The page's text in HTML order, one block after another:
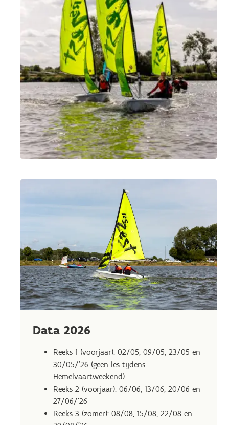
Data 2026
Reeks 1 (voorjaar): 02/05, 09/05, 23/05 en
30/05/'26 (geen les tijdens
Hemelvaartweekend)
Reeks 2 (voorjaar): 06/06, 13/06, 20/06 en
27/06/'26
Reeks 3 (zomer): 08/08, 15/08, 22/08 en